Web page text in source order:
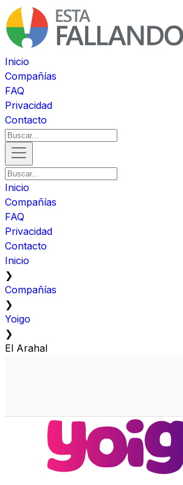
Inicio
Compañías
FAQ
Privacidad
Contacto
Inicio
Compañías
FAQ
Privacidad
Contacto
Inicio
❯
Compañías
❯
Yoigo
❯
El Arahal